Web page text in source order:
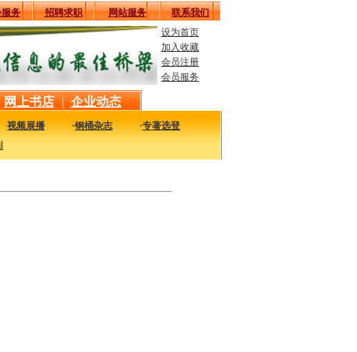
务 招聘求职 网站服务
联系我们
设为首页
加入收藏
会员注册
会员服务
网上书店 | 企业动态
·视频展播 ·钢桶杂志 ·专著选登
新最实用的图书，包括本站编著的图书及国内各组织内部发行的重要图书，以及行业